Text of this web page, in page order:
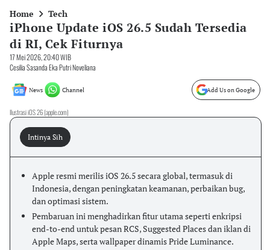
Home Tech
iPhone Update iOS 26.5 Sudah Tersedia
di RI, Cek Fiturnya
17 Mei 2026, 20:40 WIB
Cesilia Sasanda Eka Putri Noveliana
News Channel Add Us on Google
Ilustrasi iOS 26 (apple.com)
Intinya Sih
Apple resmi merilis iOS 26.5 secara global, termasuk di
Indonesia, dengan peningkatan keamanan, perbaikan bug,
dan optimasi sistem.
Pembaruan ini menghadirkan fitur utama seperti enkripsi
end-to-end untuk pesan RCS, Suggested Places dan iklan di
Apple Maps, serta wallpaper dinamis Pride Luminance.